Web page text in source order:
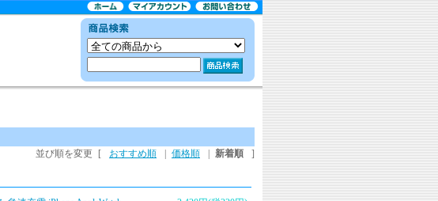
並び順を変更
[ おすすめ順 価格順 新着順
]